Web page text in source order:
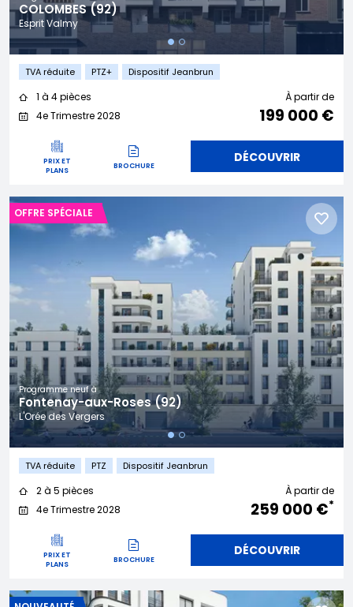
COLOMBES (92)
Esprit Valmy
TVA réduite PTZ+ Dispositif Jeanbrun
1 à 4 pièces
4e Trimestre 2028
À partir de
199 000 €
PRIX ET
PLANS
BROCHURE
DÉCOUVRIR
Programme neuf à
Fontenay-aux-Roses (92)
L'Orée des Vergers
OFFRE SPÉCIALE
TVA réduite PTZ Dispositif Jeanbrun
2 à 5 pièces
4e Trimestre 2028
À partir de
259 000 €*
PRIX ET
PLANS
BROCHURE
DÉCOUVRIR